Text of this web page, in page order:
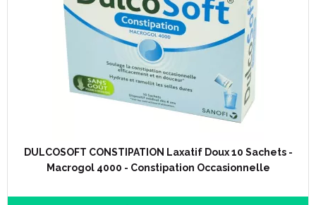
DULCOSOFT CONSTIPATION Laxatif Doux 10 Sachets -
Macrogol 4000 - Constipation Occasionnelle